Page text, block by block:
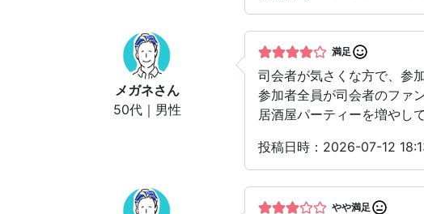
メガネさん
50代｜男性
満足
司会者が気さくな方で、参
参加者全員が司会者のファ
居酒屋パーティーを増やし
投稿日時：2026-07-12
やや満足